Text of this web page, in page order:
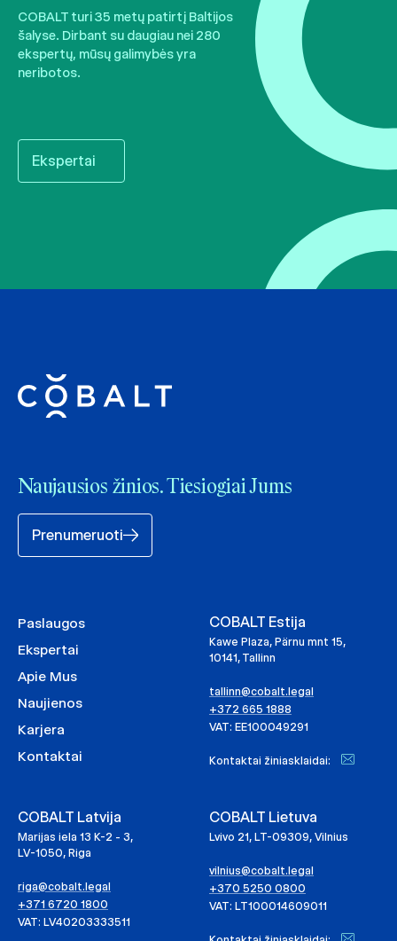
COBALT turi 35 metų patirtį Baltijos
šalyse. Dirbant su daugiau nei 280
ekspertų, mūsų galimybės yra
neribotos.
Ekspertai
Naujausios žinios. Tiesiogiai Jums
Prenumeruoti
Paslaugos
Ekspertai
Apie Mus
Naujienos
Karjera
Kontaktai
COBALT Estija
Kawe Plaza, Pärnu mnt 15,
10141, Tallinn
tallinn@cobalt.legal
+372 665 1888
VAT: EE100049291
Kontaktai žiniasklaidai:
COBALT Latvija
Marijas iela 13 K-2 - 3,
LV-1050, Riga
riga@cobalt.legal
+371 6720 1800
VAT: LV40203333511
COBALT Lietuva
Lvivo 21, LT-09309, Vilnius
vilnius@cobalt.legal
+370 5250 0800
VAT: LT100014609011